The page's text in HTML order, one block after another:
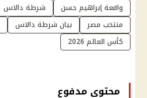
واقعة إبراهيم حسن شرطة دالاس
منتخب مصر
بيان شرطة دالاس
كأس العالم 2026
محتوى مدفوع